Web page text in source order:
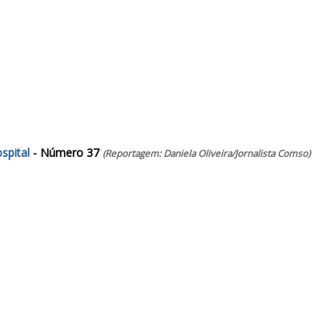
- Número 37 (Reportagem: Daniela Oliveira/Jornalista Comso)